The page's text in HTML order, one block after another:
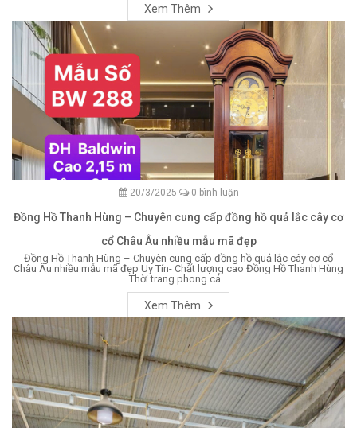
Xem Thêm
20/3/2025 0 bình luận
Đồng Hồ Thanh Hùng – Chuyên cung cấp đồng hồ quả lắc cây cơ
cổ Châu Âu nhiều mẫu mã đẹp
Đồng Hồ Thanh Hùng – Chuyên cung cấp đồng hồ quả lắc cây cơ cổ
Châu Âu nhiều mẫu mã đẹp Uy Tín- Chất lượng cao Đồng Hồ Thanh Hùng
Thời trang phong cá...
Xem Thêm